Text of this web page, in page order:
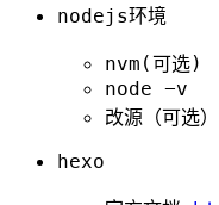
nodejs环境
nvm(可选)
node -v
改源（可选）
hexo